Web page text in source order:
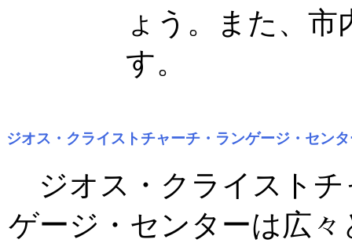
ょう。また、
す。
ジオス・クライストチャーチ・ランゲージ・セン
ジオス・クライストチ
ゲージ・センターは広